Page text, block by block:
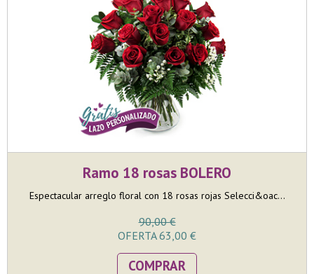
Ramo 18 rosas BOLERO
Espectacular arreglo floral con 18 rosas rojas Selecci&oac...
90,00 €
OFERTA 63,00 €
COMPRAR